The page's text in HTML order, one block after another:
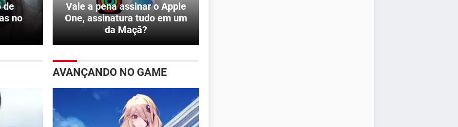
de
no
Vale a pena assinar o Apple
One, assinatura tudo em um
da Maçã?
AVANÇANDO NO GAME